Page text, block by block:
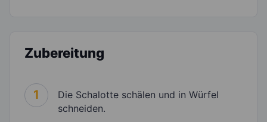
Zubereitung
1
Die Schalotte schälen und in Würfel
schneiden.